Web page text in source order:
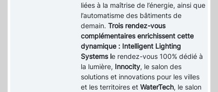
liées à la maîtrise de l’énergie, ainsi que
l’automatisme des bâtiments de
demain.Trois rendez-vous
complémentaires enrichissent cette
dynamique : Intelligent Lighting
Systems le rendez-vous 100% dédié à
la lumière, Innocity, le salon des
solutions et innovations pour les villes
et les territoires etWaterTech, le salon